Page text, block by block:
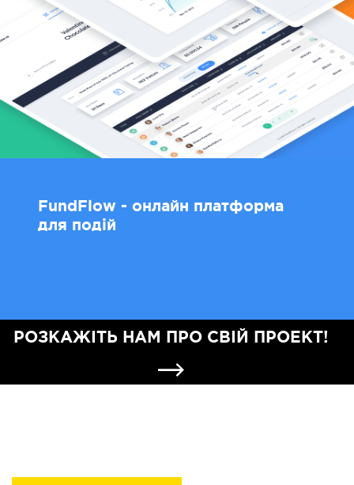
FundFlow - онлайн платформа
для подій
РОЗКАЖІТЬ НАМ ПРО СВІЙ ПРОЕКТ!